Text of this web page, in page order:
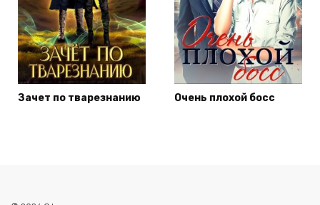
Зачет по тварезнанию Очень плохой босс